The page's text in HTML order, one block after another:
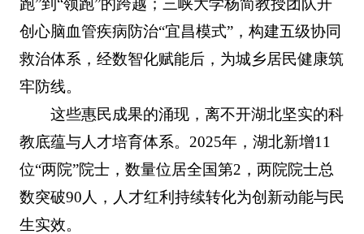
跑”到“领跑”的跨越；三峡大学杨简教授团队开
创心脑血管疾病防治“宜昌模式”，构建五级协同
救治体系，经数智化赋能后，为城乡居民健康筑
牢防线。
这些惠民成果的涌现，离不开湖北坚实的科
教底蕴与人才培育体系。2025年，湖北新增11
位“两院”院士，数量位居全国第2，两院院士总
数突破90人，人才红利持续转化为创新动能与民
生实效。